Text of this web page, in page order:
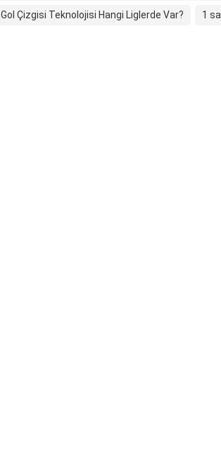
Gol Çizgisi Teknolojisi Hangi Liglerde Var? 1